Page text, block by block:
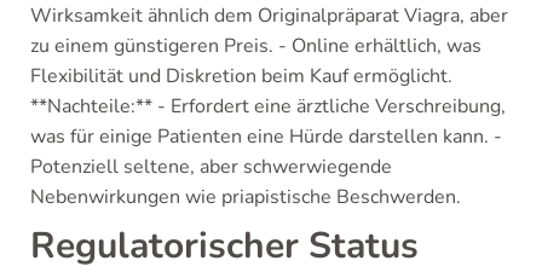
Wirksamkeit ähnlich dem Originalpräparat Viagra, aber
zu einem günstigeren Preis. - Online erhältlich, was
Flexibilität und Diskretion beim Kauf ermöglicht.
**Nachteile:** - Erfordert eine ärztliche Verschreibung,
was für einige Patienten eine Hürde darstellen kann. -
Potenziell seltene, aber schwerwiegende
Nebenwirkungen wie priapistische Beschwerden.
Regulatorischer Status